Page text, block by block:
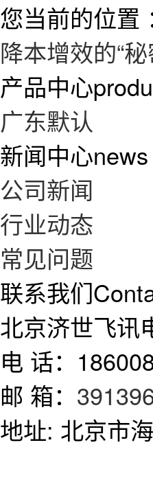
您当前的位置
降本增效的“
产品中心
广东默认
新闻中心news
公司新闻
行业动态
常见问题
联系我们
北京济世飞讯
电 话：
邮 箱：
地址: 北京市